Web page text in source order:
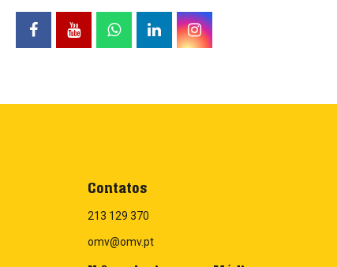
Contatos
213 129 370
omv@omv.pt